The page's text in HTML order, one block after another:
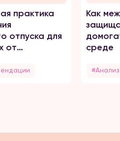
практика
отпуска для
от
Как
среде